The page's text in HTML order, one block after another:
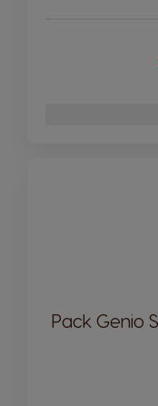
Pack Genio